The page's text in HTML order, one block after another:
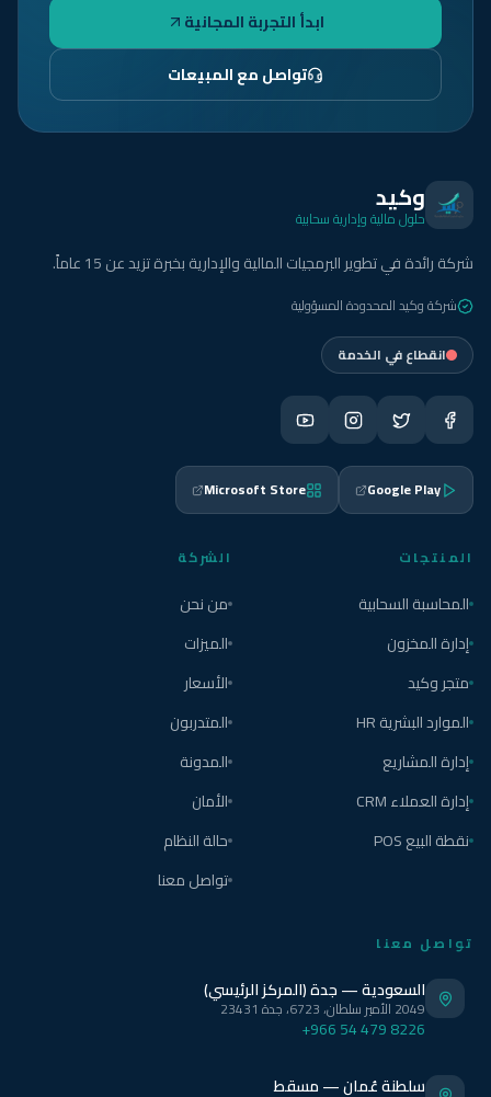
ابدأ التجربة المجانية
تواصل مع المبيعات
وكيد
حلول مالية وإدارية سحابية
شركة رائدة في تطوير البرمجيات المالية والإدارية بخبرة تزيد عن 15 عاماً.
شركة وكيد المحدودة المسؤولية
انقطاع في الخدمة
Google Play
Microsoft Store
المنتجات
المحاسبة السحابية
إدارة المخزون
متجر وكيد
الموارد البشرية HR
إدارة المشاريع
إدارة العملاء CRM
نقطة البيع POS
الشركة
من نحن
الميزات
الأسعار
المتدربون
المدونة
الأمان
حالة النظام
تواصل معنا
تواصل معنا
السعودية — جدة (المركز الرئيسي)
2049 الأمير سلطان، 6723، جدة 23431
+966 54 479 8226
سلطنة عُمان — مسقط